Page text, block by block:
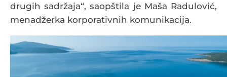
drugih sadržaja“, saopštila je Maša Radulović,
menadžerka korporativnih komunikacija.